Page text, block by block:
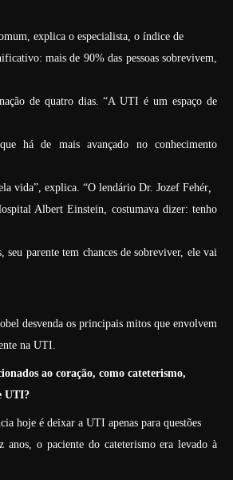
explica o especialista, o índice de
mais de 90% das pessoas sobrevivem,
de quatro dias. “A UTI é um espaço de
há de mais avançado no conhecimento
vida”, explica. “O lendário Dr. Jozef Fehér,
Albert Einstein, costumava dizer: tenho
seu parente tem chances de sobreviver, ele vai
desvenda os principais mitos que envolvem
na UTI.
ao coração, como cateterismo,
UTI?
hoje é deixar a UTI apenas para questões
anos, o paciente do cateterismo era levado à